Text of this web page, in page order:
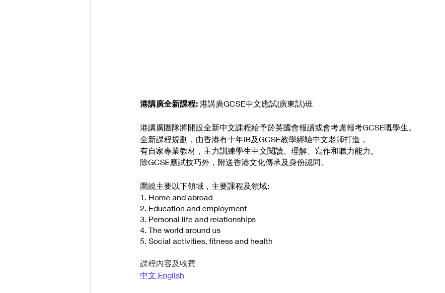
港講廣全新課程: 港講廣GCSE中文應試(廣東話)班
港講廣團隊將開設全新中文課程給予於英國會報讀或會考慮報考GCSE嘅學生。
全新課程規劃，由香港有十年IB及GCSE教學經驗中文老師打造，
有自家專業教材，主力訓練學生中文閱讀、理解、寫作和聽力能力。
除GCSE應試技巧外，附送香港文化傳承及身份認同。
圍繞主要以下領域，主要課程及領域:
1. Home and abroad
2. Education and employment
3. Personal life and relationships
4. The world around us
5. Social activities, fitness and health
課程內容及收費
中文 English